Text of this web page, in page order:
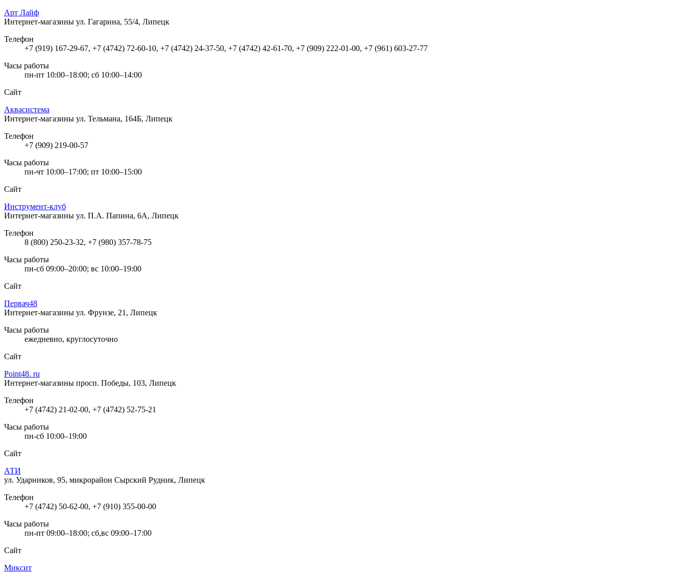
Арт Лайф
Интернет-магазины ул. Гагарина, 55/4, Липецк
Телефон
+7 (919) 167-29-67, +7 (4742) 72-60-10, +7 (4742) 24-37-50, +7 (4742) 42-61-70, +7 (909) 222-01-00, +7 (961) 603-27-77
Часы работы
пн-пт 10:00–18:00; сб 10:00–14:00
Сайт
Аквасистема
Интернет-магазины ул. Тельмана, 164Б, Липецк
Телефон
+7 (909) 219-00-57
Часы работы
пн-чт 10:00–17:00; пт 10:00–15:00
Сайт
Инструмент-клуб
Интернет-магазины ул. П.А. Папина, 6А, Липецк
Телефон
8 (800) 250-23-32, +7 (980) 357-78-75
Часы работы
пн-сб 09:00–20:00; вс 10:00–19:00
Сайт
Первач48
Интернет-магазины ул. Фрунзе, 21, Липецк
Часы работы
ежедневно, круглосуточно
Сайт
Point48. ru
Интернет-магазины просп. Победы, 103, Липецк
Телефон
+7 (4742) 21-02-00, +7 (4742) 52-75-21
Часы работы
пн-сб 10:00–19:00
Сайт
АТИ
ул. Ударников, 95, микрорайон Сырский Рудник, Липецк
Телефон
+7 (4742) 50-62-00, +7 (910) 355-00-00
Часы работы
пн-пт 09:00–18:00; сб,вс 09:00–17:00
Сайт
Миксит